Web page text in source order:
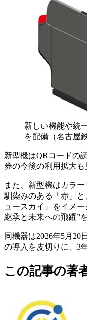
新しい機能や統
を配備（名古屋
新型機はQRコードの
券の今後の利用拡大も
また、新型機はカラ
馴染みのある「赤」
ュースカイ」をイメ
継承と未来への飛躍”
同機器は2026年5月20
の導入を皮切りに、3
この記事の著